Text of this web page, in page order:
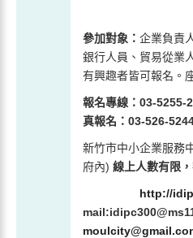
參加對象 ： 企業負責
銀行人員、貿易從業
有興趣者皆可報名。
報名專線 ： 03-5255-
真報名： 03-526-
新竹市中小企業服務
府內) 線上人數有限
http://